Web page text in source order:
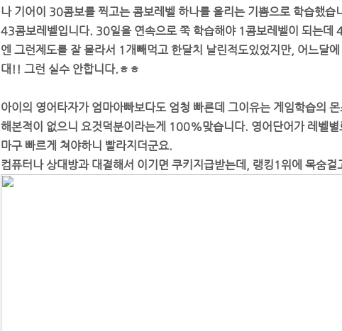
나 기어이 30콤보를 찍고는 콤보레벨 하나를 올리는 기쁨으로 학습했습
43콤보레벨입니다. 30일을 연속으로 쭉 학습해야 1콤보레벨이 되는데
엔 그런제도를 잘 몰라서 1개빼먹고 한달치 날린적도있었지만, 어느달
대!! 그런 실수 안합니다.ㅎㅎ
아이의 영어타자가 엄마아빠보다도 엄청 빠른데 그이유는 게임학습의
해본적이 없으니 요것덕분이라는게 100%맞습니다. 영어단어가 레벨
마구 빠르게 쳐야하니 빨라지더군요.
컴퓨터나 상대방과 대결해서 이기면 쿠키지급받는데, 랭킹1위에 목숨걸